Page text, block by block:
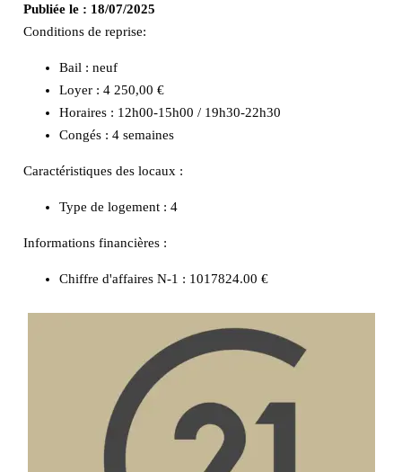
Publiée le : 18/07/2025
Conditions de reprise:
Bail : neuf
Loyer : 4 250,00 €
Horaires : 12h00-15h00 / 19h30-22h30
Congés : 4 semaines
Caractéristiques des locaux :
Type de logement : 4
Informations financières :
Chiffre d'affaires N-1 : 1017824.00 €